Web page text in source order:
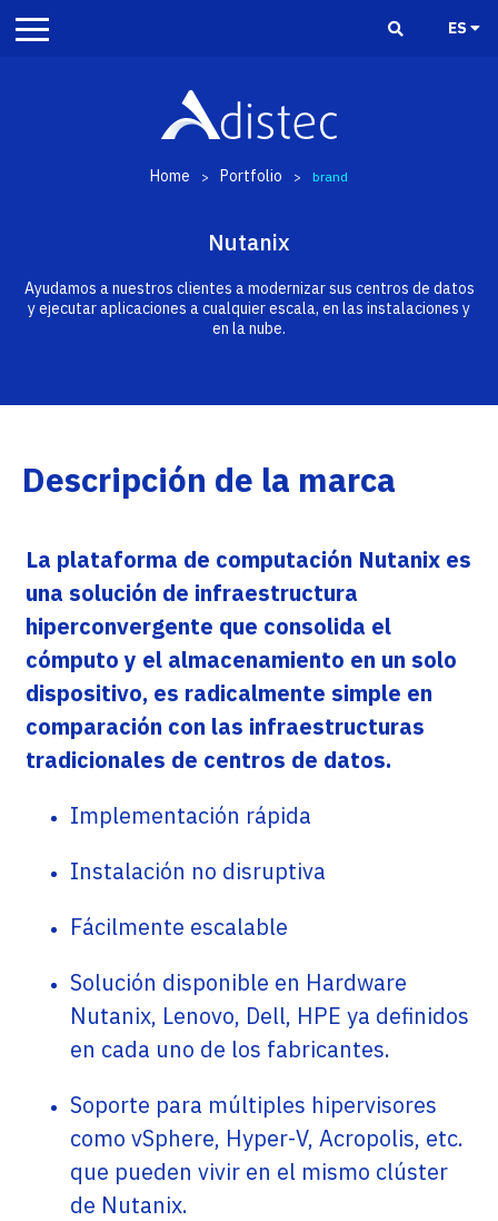
ES
Home > Portfolio > brand
Nutanix
Ayudamos a nuestros clientes a modernizar sus centros de datos
y ejecutar aplicaciones a cualquier escala, en las instalaciones y
en la nube.
Descripción de la marca
La plataforma de computación Nutanix es
una solución de infraestructura
hiperconvergente que consolida el
cómputo y el almacenamiento en un solo
dispositivo, es radicalmente simple en
comparación con las infraestructuras
tradicionales de centros de datos.
Implementación rápida
Instalación no disruptiva
Fácilmente escalable
Solución disponible en Hardware
Nutanix, Lenovo, Dell, HPE ya definidos
en cada uno de los fabricantes.
Soporte para múltiples hipervisores
como vSphere, Hyper-V, Acropolis, etc.
que pueden vivir en el mismo clúster
de Nutanix.